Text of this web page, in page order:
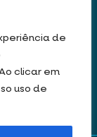
de
clicar em
uso de
Termos de Uso e